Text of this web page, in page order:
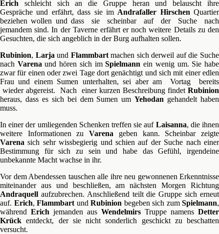
Erich schleicht sich an die Gruppe heran und belauscht ihre
Gespräche und erfährt, dass sie im Andrafaller Hirschen Quartier
beziehen wollen und dass sie scheinbar auf der Suche nach
jemandem sind. In der Taverne erfährt er noch weitere Details zu den
Gesuchten, die sich angeblich in der Burg aufhalten sollen.
Rubinion, Larja und Flammbartmachen sich derweil auf die Suche
nach Varena und hören sich imSpielmann ein wenig um. Sie habe
zwar für einen oder zwei Tage dort genächtigt und sich mit einer edlen
Frau und einem Sumen unterhalten, sei aber am Vortag bereits
wieder abgereist. Nach einer kurzen Beschreibung findet Rubinion
heraus, dass es sich bei dem Sumen umYehodan gehandelt haben
muss.
In einer der umliegenden Schenken treffen sie auf Laisanna, die ihnen
weitere Informationen zuVarena geben kann. Scheinbar zeigte
Varena sich sehr wissbegierig und schien auf der Suche nach einer
Bestimmung für sich zu sein und habe das Gefühl, irgendeine
unbekannte Macht wachse in ihr.
Vor dem Abendessen tauschen alle ihre neu gewonnenen Erkenntnisse
miteinander aus und beschließen, am nächsten Morgen Richtung
Andraquell aufzubrechen. Anschließend teilt die Gruppe sich erneut
auf. Erich, Flammbart und Rubinion begeben sich zum Spielmann,
während Erich jemanden aus Wendelmirs Truppe namens Detter
Krück entdeckt, der sie nicht sonderlich geschickt zu beschatten
versucht.